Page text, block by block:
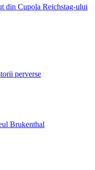
din Cupola Reichstag-ului
perverse
Brukenthal